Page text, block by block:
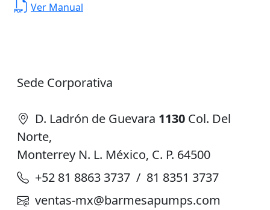
Ver Manual
Sede Corporativa
D. Ladrón de Guevara 1130 Col. Del
Norte,
Monterrey N. L. México, C. P. 64500
+52 81 8863 3737 / 81 8351 3737
ventas-mx@barmesapumps.com